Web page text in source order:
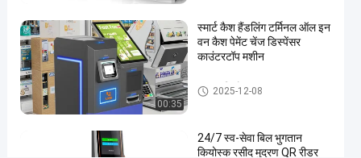
भुगतान
कियोस्क
न
क
द
स्वी
00:35
स्मार्ट कैश हैंडलिंग टर्मिनल ऑल इन
वन कैश पेमेंट चेंज डिस्पेंसर
काउंटरटॉप मशीन
भुगतान कियोस्क
2025-12-08
24/7 स्व-सेवा बिल भुगतान
कियोस्क रसीद मुद्रण QR रीडर